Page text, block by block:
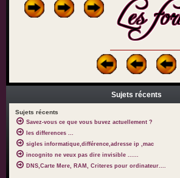
Sujets récents
Sujets récents
Savez-vous ce que vous buvez actuellement ?
les differences ...
sigles informatique,différence,adresse ip ,mac
incognito ne veux pas dire invisible ......
DNS,Carte Mere, RAM, Criteres pour ordinateur....